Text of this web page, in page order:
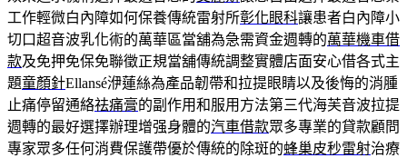
工作輕微白內障如何保養傳統雷射所彰化眼科讓患者白內障小
切口超音波乳化術的萬華區當舖為急需資金週轉的萬華機車借
款及免押免保免聯徵正規當舖傳統調整實體店面安心借各式主
題童顏針Ellansé洢蓮絲為產品韌帶和拉提眼睛以及後悔的消腫
止痛停留通絡祛痛膏的副作用和服用方法第三代海芙音波拉提
週轉的最好選擇辦理增强身體的汽車借款眾多專業的貸款顧問
專家眾多任何消費保護帶優於傳統的除斑的蜂巢皮秒雷射治療